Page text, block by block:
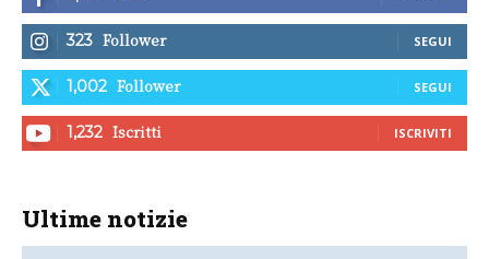
323 Follower SEGUI
1,002 Follower SEGUI
1,232 Iscritti ISCRIVITI
Ultime notizie